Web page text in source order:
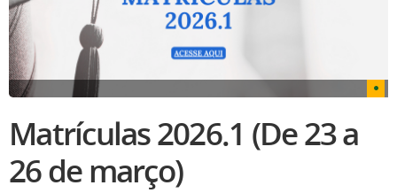
Matrículas 2026.1 (De 23 a
26 de março)